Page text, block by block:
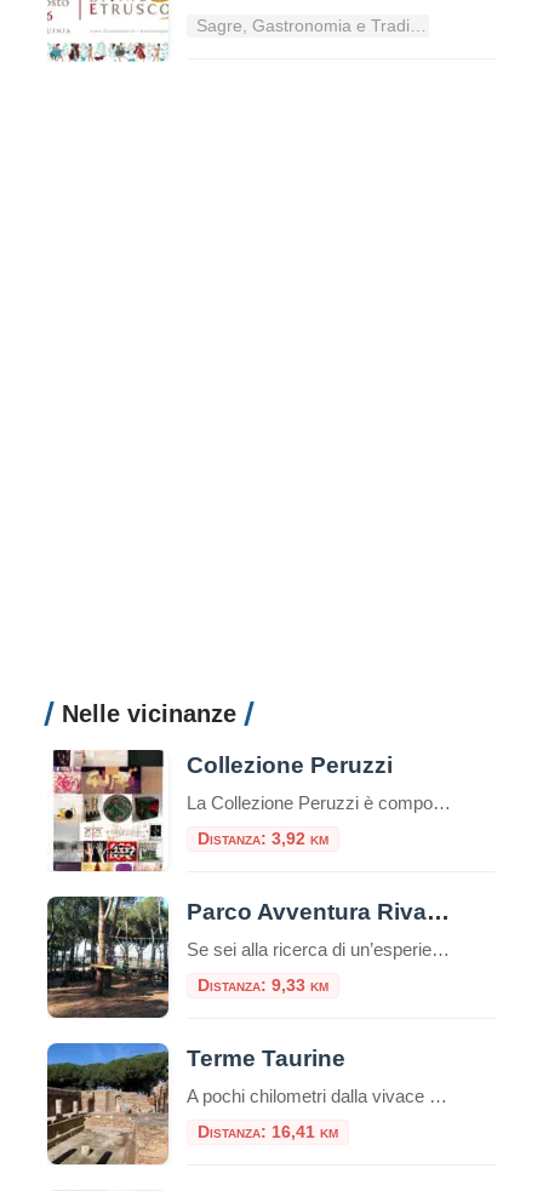
Sagre, Gastronomia e Tradizioni nel Lazio
Nelle vicinanze
Collezione Peruzzi
La Collezione Peruzzi è composta da oltre duecento opere seriali di arte italiana contemporanea, raccolte a cominciare dal 1980. Gli artisti sono stati selezionati sulla base della loro effettiva riconoscibilità internazionale e dell’organicità all’area di appartenenza, in modo da soddisfare il progetto di collezione: rappresentare in modo esaustivo i movimenti e gli artisti italiani che […]
Distanza: 3,92 km
Parco Avventura Riva dei Tarquini
Se sei alla ricerca di un’esperienza che unisca il brivido dell’avventura al piacere di stare immersi nella natura, il Parco Avventura Riva dei Tarquini è la meta ideale. Nel cuore della Tuscia, a pochi chilometri da Roma, sorge una delle destinazioni più emozionanti per chi cerca avventura e divertimento all’aria aperta: il Parco Avventura Riva […]
Distanza: 9,33 km
Terme Taurine
A pochi chilometri dalla vivace città portuale di Civitavecchia, su una verdeggiante collina che domina il Tirreno, sorge uno dei complessi termali romani più affascinanti e meglio conservati dell’Etruria meridionale: l’Area Archeologica delle Terme Taurine, conosciute anche come Terme di Traiano. Questo sito non è solo un complesso di antiche rovine, ma una vera e […]
Distanza: 16,41 km